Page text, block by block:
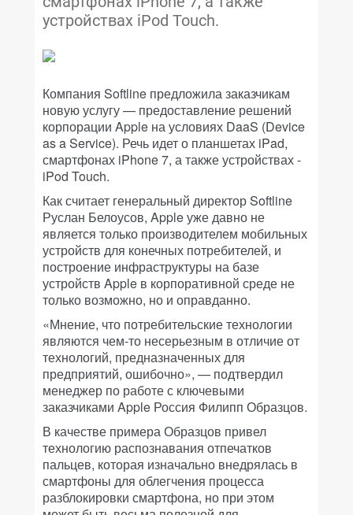
устройствах iPod Touch.
Компания Softline предложила заказчикам
новую услугу — предоставление решений
корпорации Apple на условиях DaaS (Device
as a Service). Речь идет о планшетах iPad,
смартфонах iPhone 7, а также устройствах ­
iPod Touch.
Как считает генеральный директор Softline
Руслан Белоусов, Apple уже давно не
является только производителем мобильных
устройств для конечных потребителей, и
построение инфраструктуры на базе
устройств Apple в корпоративной среде не
только возможно, но и оправданно.
«Мнение, что потребительские технологии
являются чем-то несерьезным в отличие от
технологий, предназначенных для
предприятий, ошибочно», — подтвердил
менеджер по работе с ключевыми
заказчиками Apple Россия Филипп Образцов.
В качестве примера Образцов привел
технологию распознавания отпечатков
пальцев, которая изначально внедрялась в
смартфоны для облегчения процесса
разблокировки смартфона, но при этом